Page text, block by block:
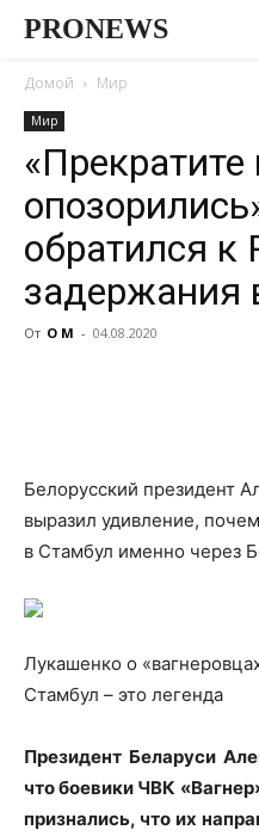
PRONEWS
Домой Мир
Мир
обратился к
задержания
От О М - 04.08.2020
Белорусский президент
выразил удивление,
в Стамбул именно через
Лукашенко о
Стамбул – это легенда
Президент Беларуси
чтобоевики ЧВК
признались, что их